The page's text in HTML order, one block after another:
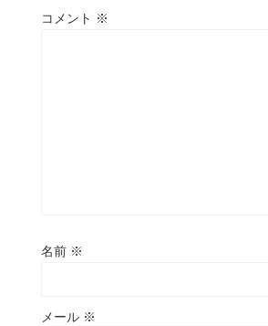
コメント ※
名前 ※
メール ※